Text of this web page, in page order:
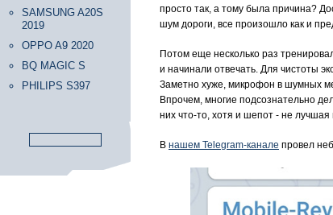
SAMSUNG A20S
2019
OPPO A9 2020
BQ MAGIC S
PHILIPS S397
просто так, а тому была причина?
шум дороги, все произошло как и
Потом еще несколько раз
и начинали отвечать. Для чистоты
Заметно хуже, микрофон в шумных
Впрочем, многие подсознательно
них что-то, хотя и шепот - не
В нашем Telegram-канале провел